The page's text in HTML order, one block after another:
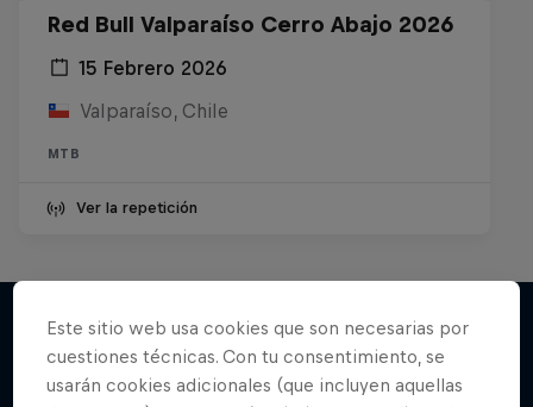
Red Bull Valparaíso Cerro Abajo 2026
15 Febrero 2026
Valparaíso, Chile
MTB
Ver la repetición
Más contenidos similares
Este sitio web usa cookies que son necesarias por
cuestiones técnicas. Con tu consentimiento, se
usarán cookies adicionales (que incluyen aquellas